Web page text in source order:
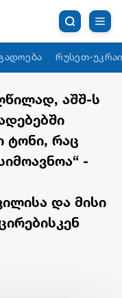
რუსეთ-
აშშ-ს
ტონი, რაც
-
და მისი